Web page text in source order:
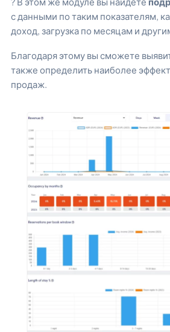
с данными по таким показателям,
доход, загрузка по месяцам и
Благодаря этому вы сможете
также определить наиболее
продаж.